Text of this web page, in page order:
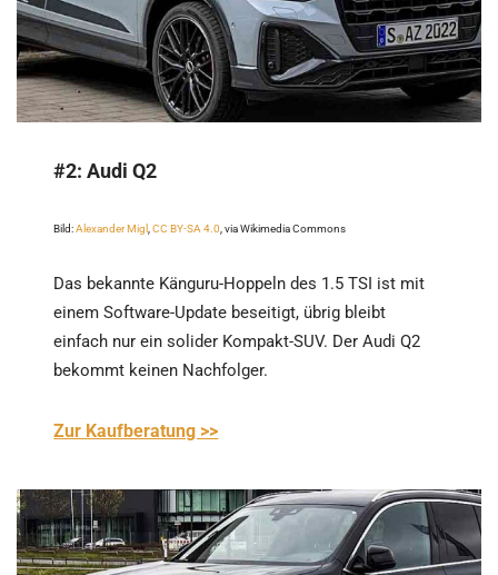
#2: Audi Q2
Bild:Alexander Migl ,CC BY-SA 4.0 , via Wikimedia Commons
Das bekannte Känguru-Hoppeln des 1.5 TSI ist mit
einem Software-Update beseitigt, übrig bleibt
einfach nur ein solider Kompakt-SUV. Der Audi Q2
bekommt keinen Nachfolger.
Zur Kaufberatung >>